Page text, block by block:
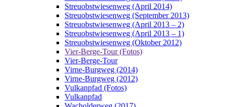
Streuobstwiesenweg (April 2014)
Streuobstwiesenweg (September 2013)
Streuobstwiesenweg (April 2013 – 2)
Streuobstwiesenweg (April 2013 – 1)
Streuobstwiesenweg (Oktober 2012)
Vier-Berge-Tour (Fotos)
Vier-Berge-Tour
Virne-Burgweg (2014)
Virne-Burgweg (2012)
Vulkanpfad (Fotos)
Vulkanpfad